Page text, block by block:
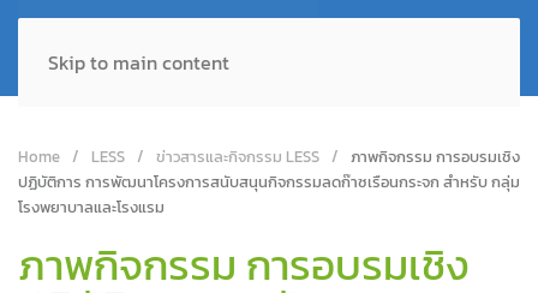
Skip to main content
Home LESS ข่าวสารและกิจกรรม LESS
ภาพกิจกรรม การอบรมเชิง
ปฏิบัติการ การพัฒนาโครงการสนับสนุนกิจกรรมลดก๊าซเรือนกระจก สำหรับ กลุ่ม
โรงพยาบาลและโรงแรม
ภาพกิจกรรม การอบรมเชิง